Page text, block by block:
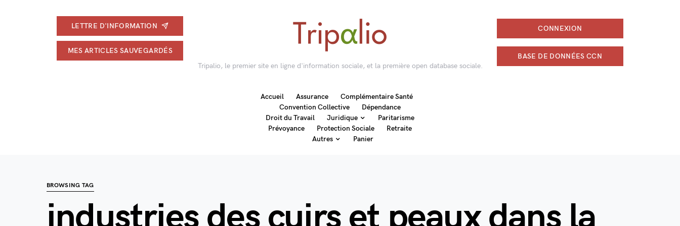
LETTRE D'INFORMATION
MES ARTICLES SAUVEGARDÉS
Tripalio, le premier site en ligne d'information sociale, et la première open database sociale.
CONNEXION
BASE DE DONNÉES CCN
Accueil Assurance
Complémentaire Santé
Convention Collective
Dépendance
Droit du Travail
Juridique
Paritarisme
Prévoyance
Protection Sociale
Retraite
Autres
Panier
BROWSING TAG